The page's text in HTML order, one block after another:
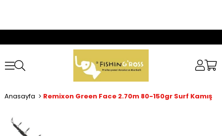
Anasayfa Remixon Green Face 2.70m 80-150gr Surf Kamış